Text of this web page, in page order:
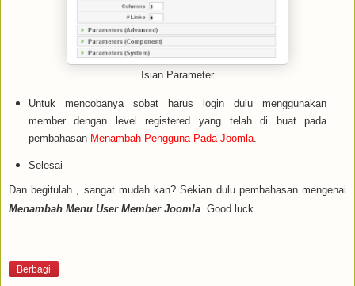
Isian Parameter
Untuk mencobanya sobat harus login dulu menggunakan
member dengan level registered yang telah di buat pada
pembahasan Menambah Pengguna Pada Joomla.
Selesai
Dan begitulah , sangat mudah kan? Sekian dulu pembahasan mengenai
Menambah Menu User Member Joomla. Good luck..
Berbagi